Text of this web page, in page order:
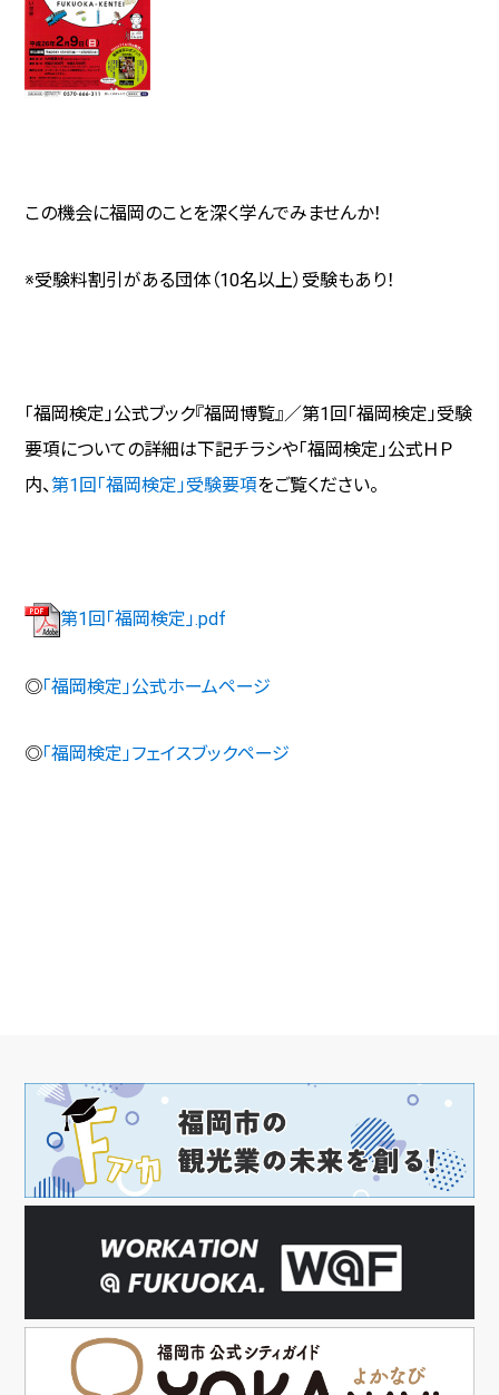
この機会に福岡のことを深く学んでみませんか！
※受験料割引がある団体（10名以上）受験もあり！
「福岡検定」公式ブック『福岡博覧』／第1回「福岡検定」受験
要項についての詳細は下記チラシや「福岡検定」公式ＨＰ
内、第1回「福岡検定」受験要項をご覧ください。
第1回「福岡検定」.pdf
◎「福岡検定」公式ホームページ
◎「福岡検定」フェイスブックページ